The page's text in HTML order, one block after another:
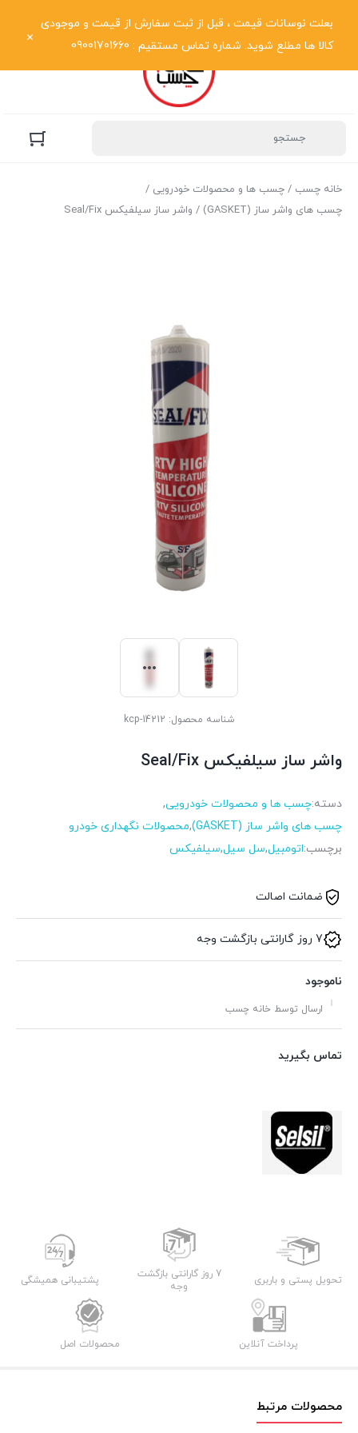
بعلت نوسانات قیمت ، قبل از ثبت سفارش از قیمت و موجودی
کالا ها مطلع شوید. شماره تماس مستقیم : 09001701660
خانه چسب / چسب ها و محصولات خودرویی /
چسب های واشر ساز (GASKET)
/ واشر ساز سیلفیکس Seal/Fix
شناسه محصول: kcp-14212
واشر ساز سیلفیکس Seal/Fix
دسته:چسب ها و محصولات خودرویی,
چسب های واشر ساز (GASKET)
,محصولات نگهداری خودرو
برچسب:اتومبیل,سل سیل,سیلفیکس
ضمانت اصالت
7 روز گارانتی بازگشت وجه
ناموجود
ارسال توسط خانه چسب
تماس بگیرید
تحویل پستی و باربری
7 روز گارانتی بازگشت
وجه
پشتیبانی همیشگی
پرداخت آنلاین محصولات اصل
محصولات مرتبط